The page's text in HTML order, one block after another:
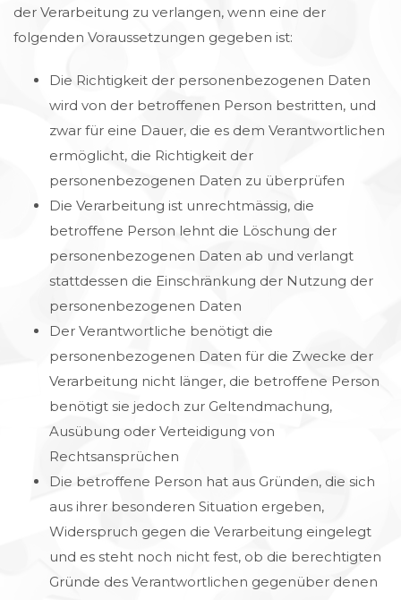
der Verarbeitung zu verlangen, wenn eine der
folgenden Voraussetzungen gegeben ist:
Die Richtigkeit der personenbezogenen Daten
wird von der betroffenen Person bestritten, und
zwar für eine Dauer, die es dem Verantwortlichen
ermöglicht, die Richtigkeit der
personenbezogenen Daten zu überprüfen
Die Verarbeitung ist unrechtmässig, die
betroffene Person lehnt die Löschung der
personenbezogenen Daten ab und verlangt
stattdessen die Einschränkung der Nutzung der
personenbezogenen Daten
Der Verantwortliche benötigt die
personenbezogenen Daten für die Zwecke der
Verarbeitung nicht länger, die betroffene Person
benötigt sie jedoch zur Geltendmachung,
Ausübung oder Verteidigung von
Rechtsansprüchen
Die betroffene Person hat aus Gründen, die sich
aus ihrer besonderen Situation ergeben,
Widerspruch gegen die Verarbeitung eingelegt
und es steht noch nicht fest, ob die berechtigten
Gründe des Verantwortlichen gegenüber denen